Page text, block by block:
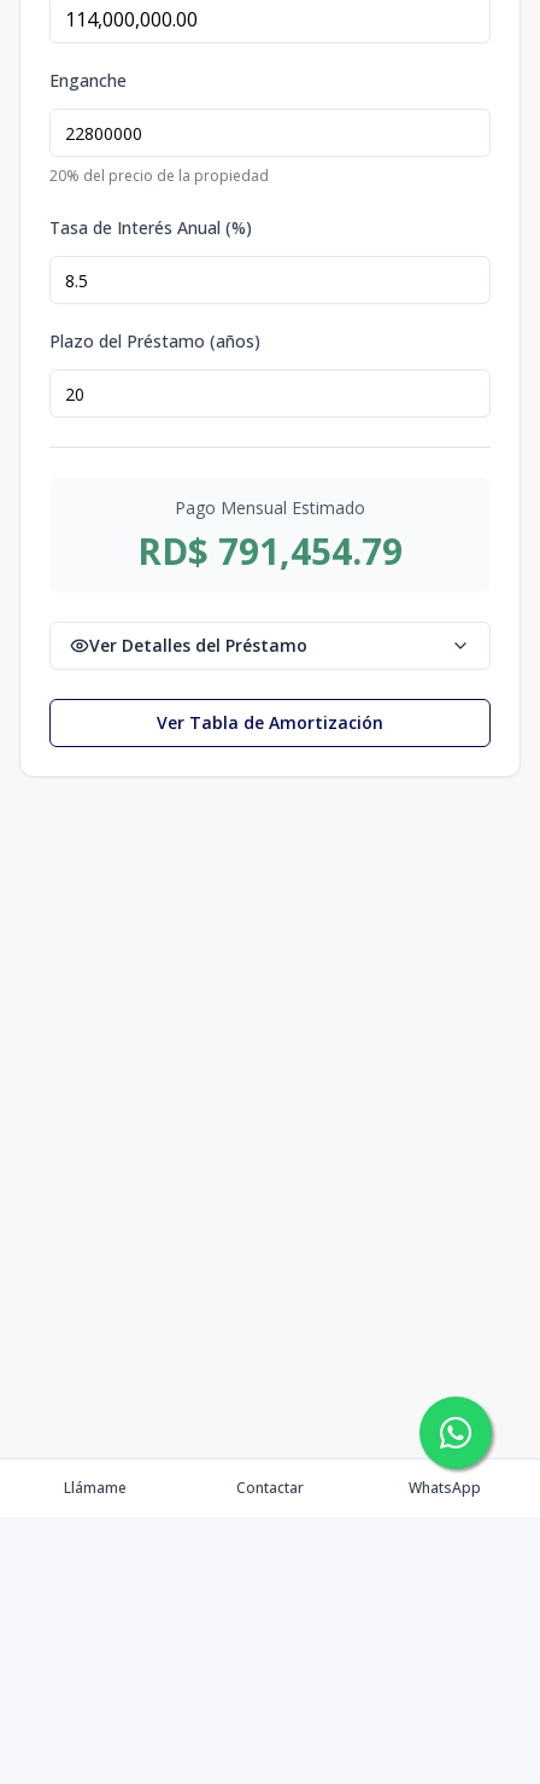
Enganche
20% del precio de la propiedad
Tasa de Interés Anual (%)
Plazo del Préstamo (años)
Pago Mensual Estimado
RD$ 791,454.79
Ver Detalles del Préstamo
Ver Tabla de Amortización
Llámame Contactar WhatsApp